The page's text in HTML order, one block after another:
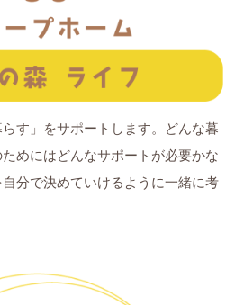
す」をサポートします。どんな暮
めにはどんなサポートが必要かな
分で決めていけるように一緒に考